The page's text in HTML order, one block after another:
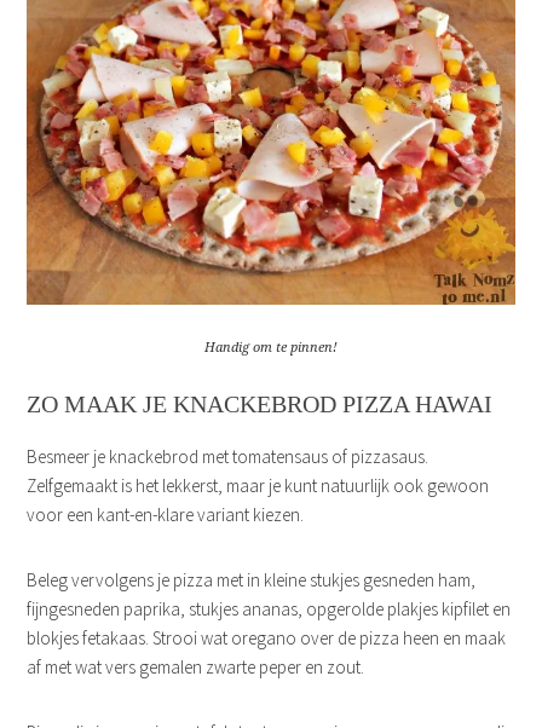
Handig om te pinnen!
ZO MAAK JE KNACKEBROD PIZZA HAWAI
Besmeer je knackebrod met tomatensaus of pizzasaus.
Zelfgemaakt is het lekkerst, maar je kunt natuurlijk ook gewoon
voor een kant-en-klare variant kiezen.
Beleg vervolgens je pizza met in kleine stukjes gesneden ham,
fijngesneden paprika, stukjes ananas, opgerolde plakjes kipfilet en
blokjes fetakaas. Strooi wat oregano over de pizza heen en maak
af met wat vers gemalen zwarte peper en zout.